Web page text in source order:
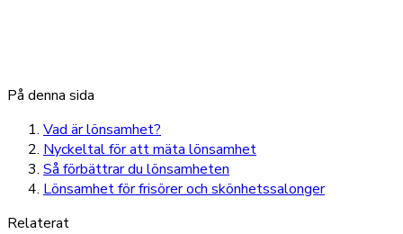
På denna sida
Vad är lönsamhet?
Nyckeltal för att mäta lönsamhet
Så förbättrar du lönsamheten
Lönsamhet för frisörer och skönhetssalonger
Relaterat